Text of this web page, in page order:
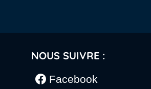
NOUS SUIVRE :
Facebook